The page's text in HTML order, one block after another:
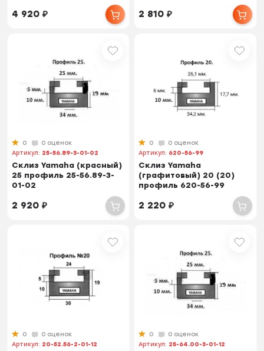
4 920₽ 2 810₽
0
0 оценок
Артикул: 25-56.89-3-01-02
Склиз Yamaha (красный)
25 профиль 25-56.89-3-
01-02
2 920₽
0
0 оценок
Артикул: 620-56-99
Склиз Yamaha
(графитовый) 20 (20)
профиль 620-56-99
2 220₽
0
0 оценок
Артикул: 20-52.56-2-01-12
0
0 оценок
Артикул: 25-64.00-3-01-12